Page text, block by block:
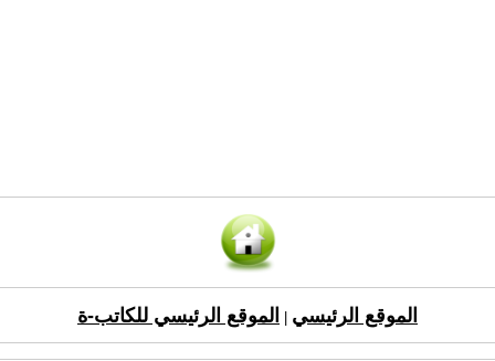
الموقع الرئيسي الموقع الرئيسي للكاتب-ة